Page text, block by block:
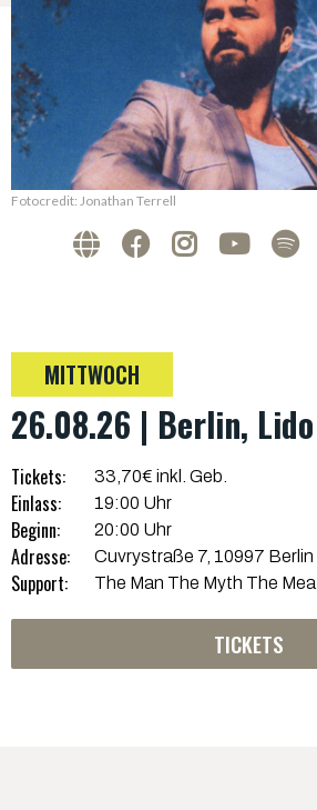
Fotocredit: Jonathan Terrell
MITTWOCH
26.08.26 | Berlin, Lido
Tickets: 33,70€ inkl. Geb.
Einlass: 19:00 Uhr
Beginn: 20:00 Uhr
Adresse: Cuvrystraße 7, 10997 Berlin
Support: The Man The Myth The
TICKETS